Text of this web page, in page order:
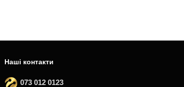
Наші контакти
073 012 0123